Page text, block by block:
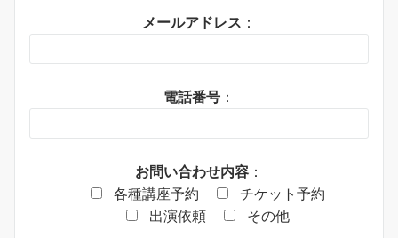
メールアドレス ：
電話番号 ：
お問い合わせ内容 ：
各種講座予約
チケット予約
出演依頼
その他